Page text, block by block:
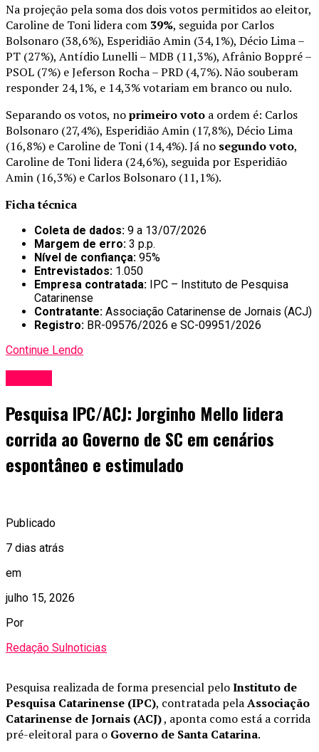
Na projeção pela soma dos dois votos permitidos ao eleitor,
Caroline de Toni lidera com 39%, seguida por Carlos
Bolsonaro (38,6%), Esperidião Amin (34,1%), Décio Lima –
PT (27%), Antídio Lunelli – MDB (11,3%), Afrânio Boppré –
PSOL (7%) e Jeferson Rocha – PRD (4,7%). Não souberam
responder 24,1%, e 14,3% votariam em branco ou nulo.
Separando os votos, noprimeiro voto a ordem é: Carlos
Bolsonaro (27,4%), Esperidião Amin (17,8%), Décio Lima
(16,8%) e Caroline de Toni (14,4%). Já no segundo voto,
Caroline de Toni lidera (24,6%), seguida por Esperidião
Amin (16,3%) e Carlos Bolsonaro (11,1%).
Ficha técnica
Coleta de dados: 9 a 13/07/2026
Margem de erro: 3 p.p.
Nível de confiança: 95%
Entrevistados: 1.050
Empresa contratada: IPC – Instituto de Pesquisa
Catarinense
Contratante: Associação Catarinense de Jornais (ACJ)
Registro: BR-09576/2026 e SC-09951/2026
Continue Lendo
Pesquisa IPC/ACJ: Jorginho Mello lidera
corrida ao Governo de SC em cenários
espontâneo e estimulado
Publicado
7 dias atrás
em
julho 15, 2026
Por
Redação Sulnoticias
Pesquisa realizada de forma presencial peloInstituto de
Pesquisa Catarinense (IPC), contratada pelaAssociação
Catarinense de Jornais (ACJ), aponta como está a corrida
pré-eleitoral para o Governo de Santa Catarina.